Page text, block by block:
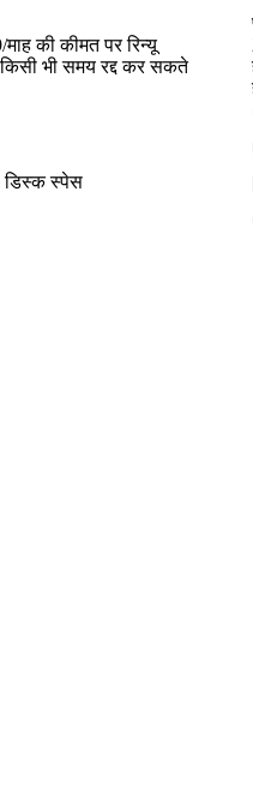
की कीमत पर रिन्यू
भी समय रद्द कर सकते
स्पेस